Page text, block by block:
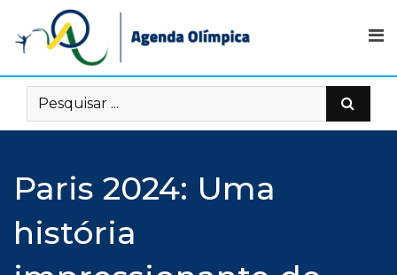
content
Paris 2024: Uma
história